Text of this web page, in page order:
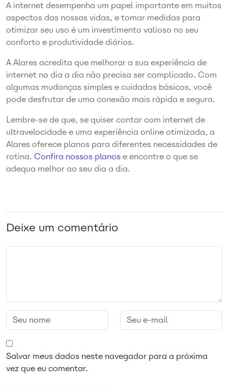
A internet desempenha um papel importante em muitos
aspectos das nossas vidas, e tomar medidas para
otimizar seu uso é um investimento valioso no seu
conforto e produtividade diários.
A Alares acredita que melhorar a sua experiência de
internet no dia a dia não precisa ser complicado. Com
algumas mudanças simples e cuidados básicos, você
pode desfrutar de uma conexão mais rápida e segura.
Lembre-se de que, se quiser contar com internet de
ultravelocidade e uma experiência online otimizada, a
Alares oferece planos para diferentes necessidades de
rotina. Confira nossos planos e encontre o que se
adequa melhor ao seu dia a dia.
Deixe um comentário
Salvar meus dados neste navegador para a próxima
vez que eu comentar.